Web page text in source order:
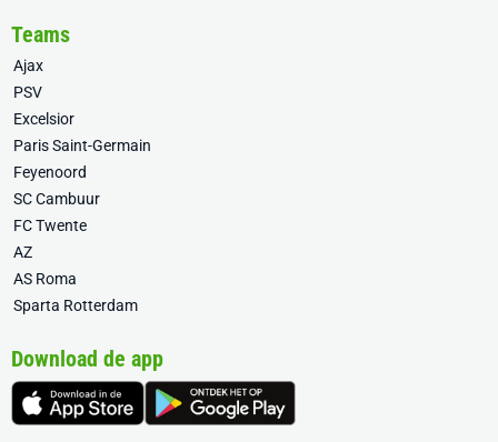
Teams
Ajax
PSV
Excelsior
Paris Saint-Germain
Feyenoord
SC Cambuur
FC Twente
AZ
AS Roma
Sparta Rotterdam
Download de app